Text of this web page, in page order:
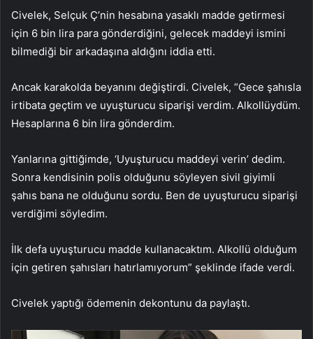
Civelek, Selçuk Ç’nin hesabına yasaklı madde getirmesi
için 6 bin lira para gönderdiğini, gelecek maddeyi ismini
bilmediği bir arkadaşına aldığını iddia etti.
Ancak karakolda beyanını değiştirdi. Civelek, “Gece şahısla
irtibata geçtim ve uyuşturucu siparişi verdim. Alkollüydüm.
Hesaplarına 6 bin lira gönderdim.
Yanlarına gittiğimde, ‘Uyuşturucu maddeyi verin’ dedim.
Sonra kendisinin polis olduğunu söyleyen sivil giyimli
şahıs bana ne olduğunu sordu. Ben de uyuşturucu siparişi
verdiğimi söyledim.
İlk defa uyuşturucu madde kullanacaktım. Alkollü olduğum
için getiren şahısları hatırlamıyorum” şeklinde ifade verdi.
Civelek yaptığı ödemenin dekontunu da paylaştı.